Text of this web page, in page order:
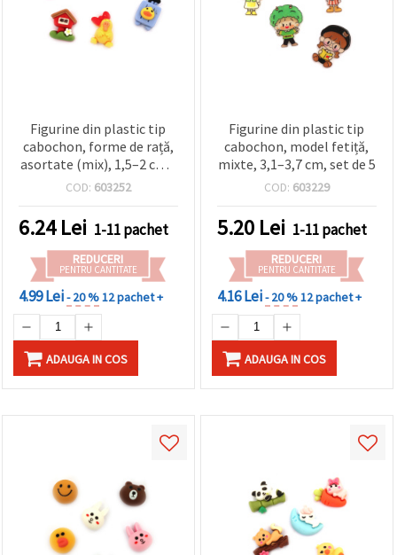
Figurine din plastic tip
cabochon, forme de rață,
asortate (mix), 1,5–2 cm -
10 buc.
COD: 603252
6.24Lei 1-11 pachet
REDUCERI
PENTRU CANTITATE
4.99 Lei- 20 %12 pachet +
ADAUGA IN COS
Figurine din plastic tip
cabochon, model fetiță,
mixte, 3,1–3,7 cm, set de 5
COD: 603229
5.20 Lei 1-11 pachet
REDUCERI
PENTRU CANTITATE
4.16 Lei- 20 %12 pachet +
ADAUGA IN COS